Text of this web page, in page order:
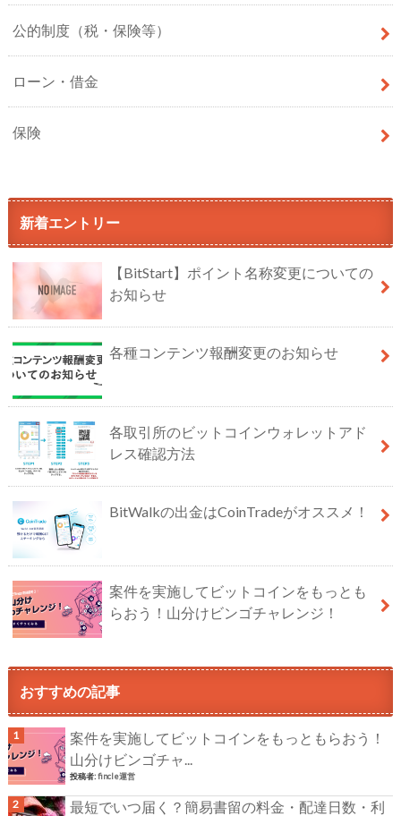
公的制度（税・保険等）
ローン・借金
保険
新着エントリー
【BitStart】ポイント名称変更についての
お知らせ
各種コンテンツ報酬変更のお知らせ
各取引所のビットコインウォレットアド
レス確認方法
BitWalkの出金はCoinTradeがオススメ！
案件を実施してビットコインをもっとも
らおう！山分けビンゴチャレンジ！
おすすめの記事
案件を実施してビットコインをもっともらおう！
山分けビンゴチャ...
投稿者:fincle運営
最短でいつ届く？簡易書留の料金・配達日数・利